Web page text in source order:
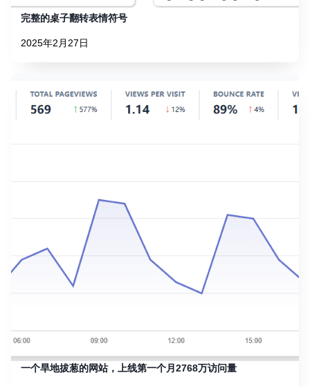
完整的桌子翻转表情符号
2025年2月27日
一个旱地拔葱的网站，上线第一个月2768万访问量